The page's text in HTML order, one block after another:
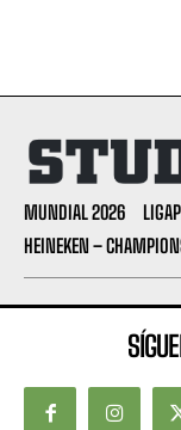
MUNDIAL 2026
HEINEKEN –